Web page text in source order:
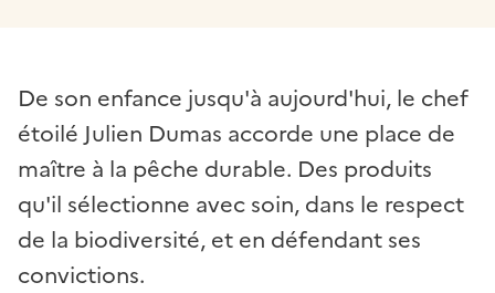
De son enfance jusqu'à aujourd'hui, le chef
étoilé Julien Dumas accorde une place de
maître à la pêche durable. Des produits
qu'il sélectionne avec soin, dans le respect
de la biodiversité, et en défendant ses
convictions.